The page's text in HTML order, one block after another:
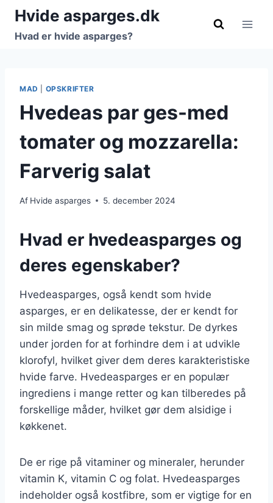
Fortsæt
indhold
Hvide asparges.dk
Hvad er hvide asparges?
MAD OPSKRIFTER
Hvedeas par ges-med
tomater og mozzarella:
Farverig salat
Af Hvide asparges 5. december 2024
Hvad er hvedeasparges og
deres egenskaber?
Hvedeasparges, også kendt som hvide
asparges, er en delikatesse, der er kendt for
sin milde smag og sprøde tekstur. De dyrkes
under jorden for at forhindre dem i at udvikle
klorofyl, hvilket giver dem deres karakteristiske
hvide farve. Hvedeasparges er en populær
ingrediens i mange retter og kan tilberedes på
forskellige måder, hvilket gør dem alsidige i
køkkenet.
De er rige på vitaminer og mineraler, herunder
vitamin K, vitamin C og folat. Hvedeasparges
indeholder også kostfibre, som er vigtige for en